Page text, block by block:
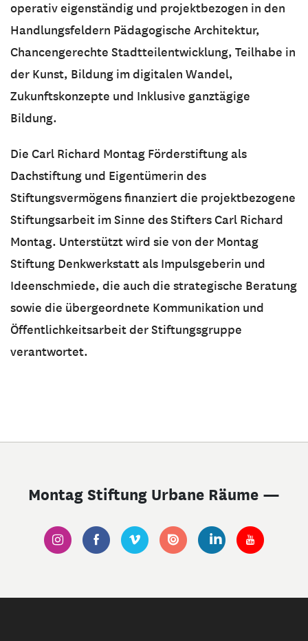
operativ eigenständig und projektbezogen in den
Handlungsfeldern Pädagogische Architektur,
Chancengerechte Stadtteilentwicklung, Teilhabe in
der Kunst, Bildung im digitalen Wandel,
Zukunftskonzepte und Inklusive ganztägige
Bildung.
Die Carl Richard Montag Förderstiftung als
Dachstiftung und Eigentümerin des
Stiftungsvermögens finanziert die projektbezogene
Stiftungsarbeit im Sinne des Stifters Carl Richard
Montag. Unterstützt wird sie von der Montag
Stiftung Denkwerkstatt als Impulsgeberin und
Ideenschmiede, die auch die strategische Beratung
sowie die übergeordnete Kommunikation und
Öffentlichkeitsarbeit der Stiftungsgruppe
verantwortet.
Montag Stiftung Urbane Räume —